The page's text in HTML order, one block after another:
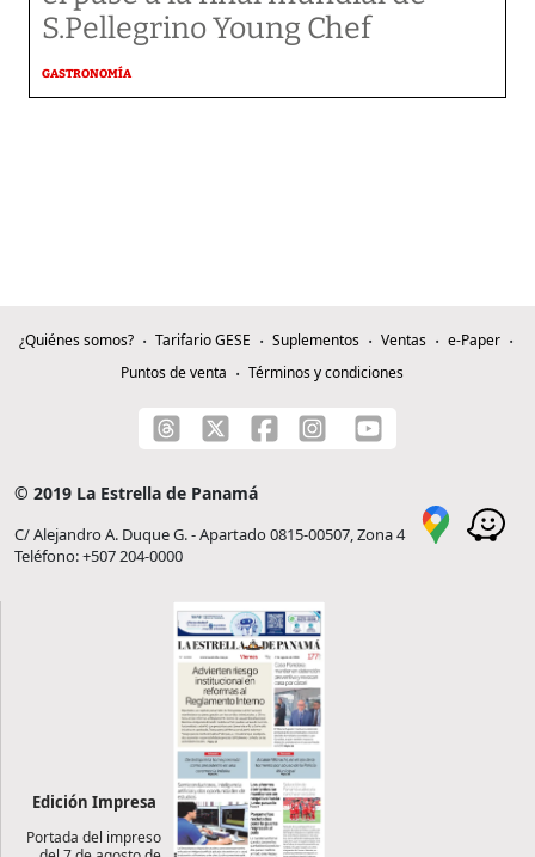
S.Pellegrino Young Chef
GASTRONOMÍA
¿Quiénes somos? Tarifario GESE Suplementos Ventas
e-Paper
Puntos de venta
Términos y condiciones
© 2019 La Estrella de Panamá
C/ Alejandro A. Duque G. - Apartado 0815-00507, Zona 4
Teléfono: +507 204-0000
Edición Impresa
Portada del impreso